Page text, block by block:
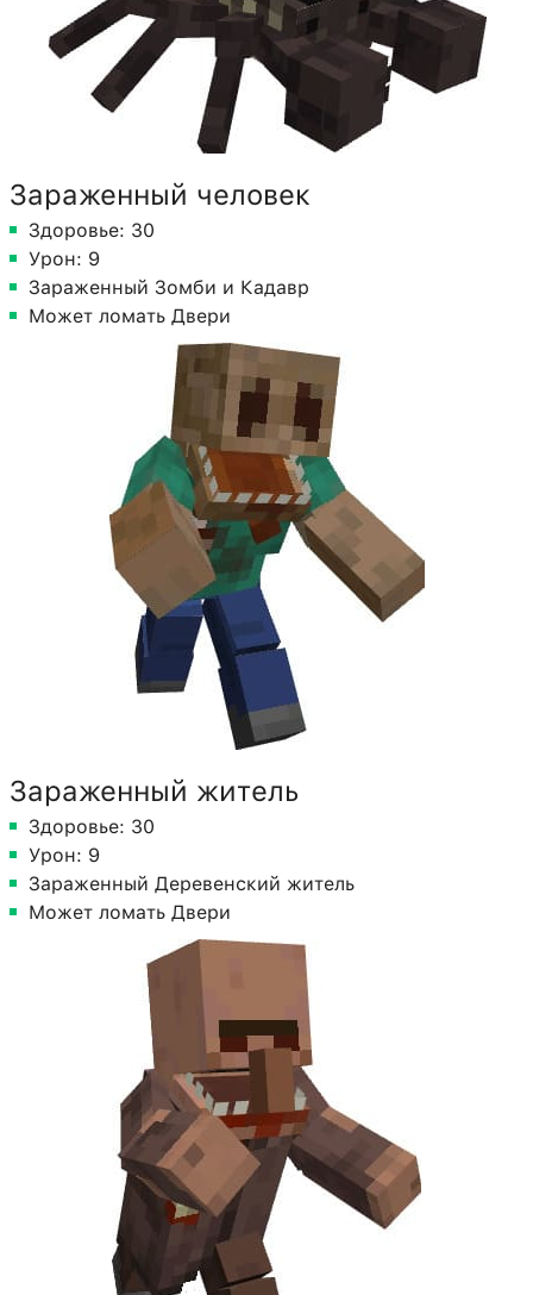
Зараженный человек
Здоровье: 30
Урон: 9
Зараженный Зомби и Кадавр
Может ломать Двери
Зараженный житель
Здоровье: 30
Урон: 9
Зараженный Деревенский житель
Может ломать Двери